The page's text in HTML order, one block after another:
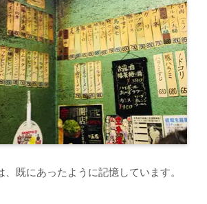
既にあったように記憶しています。